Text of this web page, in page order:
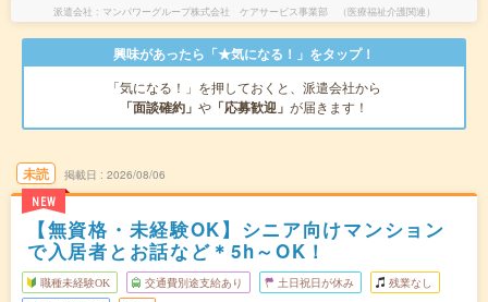
派遣会社 マンパワーグループ株式会社 ケアサービス事業部 （医療福祉介護関連）
興味があったら「★気になる！」をタップ！
「気になる！」を押しておくと、派遣会社から
「面談確約」 や 「応募歓迎」 が届きます！
未読
NEW
掲載日 2026/08/06
【無資格・未経験OK】シニア向けマンション
で入居者とお話など＊5h～OK！
職種未経験OK 交通費別途支給あり 土日祝日が休み 残業なし